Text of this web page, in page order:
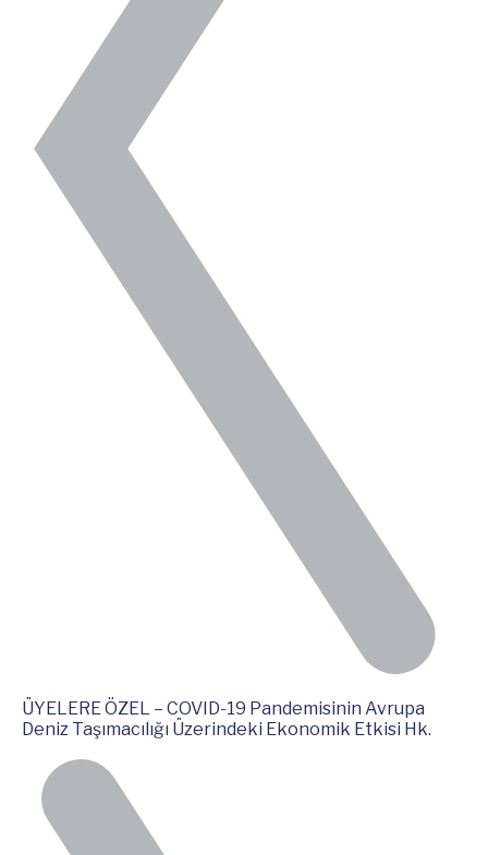
ÜYELERE ÖZEL – COVID-19 Pandemisinin Avrupa
Deniz Taşımacılığı Üzerindeki Ekonomik Etkisi Hk.